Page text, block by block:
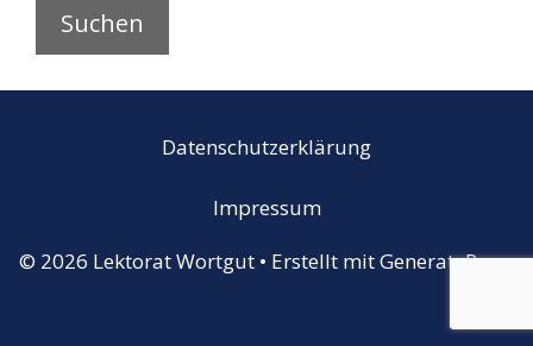
Datenschutzerklärung
Impressum
© 2026 Lektorat Wortgut• Erstellt mitGeneratePress